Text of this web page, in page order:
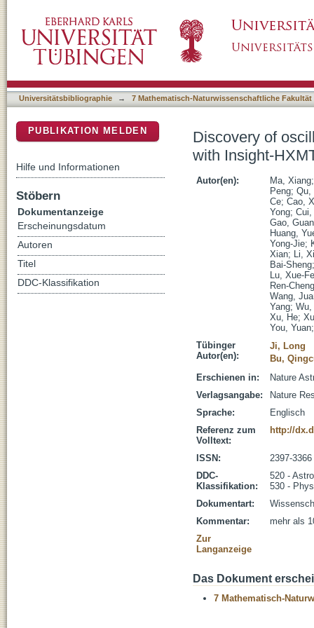
Universitätsbibliographie → 7 Mathematisch-Naturwissenschaftliche Fakultät
Discovery of
with Insight-
Autor(en): Ma, Xiang
Peng; Qu,
Ce; Cao,
Yong; Cui,
Gao,
Huang,
Yong-Jie;
Xian; Li,
Bai-Sheng
Lu, Xue-
Ren-Cheng
Wang,
Yang; Wu,
Xu, He;
You, Yuan
Tübinger
Autor(en):
Ji, Long
Bu,
Erschienen in:
Nature
Verlagsangabe:
Nature
Sprache:
Englisch
Referenz zum
Volltext:
http://
ISSN:
2397-3366
DDC-
Klassifikation:
520 -
530 -
Dokumentart:
Kommentar:
mehr als
Zur
Langanzeige
Das Dokument
7 Mathematisch-
PUBLIKATION MELDEN
Hilfe und Informationen
Stöbern
Dokumentanzeige
Erscheinungsdatum
Autoren
Titel
DDC-Klassifikation